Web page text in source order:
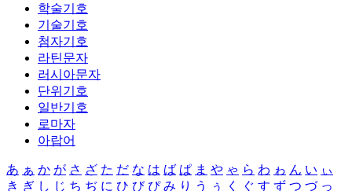
학술기호
기술기호
첨자기호
라틴문자
러시아문자
단위기호
일반기호
로마자
아랍어
あ ぁ か が さ ざ た だ な は ば ぱ ま や ゃ ら わ ゎ ん い ぃ
き ぎ し じ ち ぢ に ひ び ぴ み り う ぅ く ぐ す ず つ づ っ